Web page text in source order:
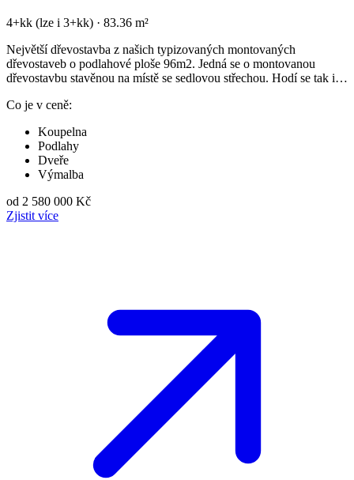
4+kk (lze i 3+kk) · 83.36 m²
Největší dřevostavba z našich typizovaných montovaných
dřevostaveb o podlahové ploše 96m2. Jedná se o montovanou
dřevostavbu stavěnou na místě se sedlovou střechou. Hodí se tak i…
Co je v ceně:
Koupelna
Podlahy
Dveře
Výmalba
od 2 580 000 Kč
Zjistit více